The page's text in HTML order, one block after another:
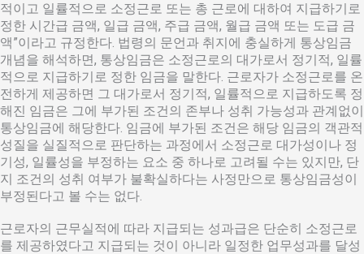
적이고 일률적으로 소정근로 또는 총 근로에 대하여 지급하기로
정한 시간급 금액, 일급 금액, 주급 금액, 월급 금액 또는 도급 금
액”이라고 규정한다. 법령의 문언과 취지에 충실하게 통상임금
개념을 해석하면, 통상임금은 소정근로의 대가로서 정기적, 일률
적으로 지급하기로 정한 임금을 말한다. 근로자가 소정근로를 온
전하게 제공하면 그 대가로서 정기적, 일률적으로 지급하도록 정
해진 임금은 그에 부가된 조건의 존부나 성취 가능성과 관계없이
통상임금에 해당한다. 임금에 부가된 조건은 해당 임금의 객관적
성질을 실질적으로 판단하는 과정에서 소정근로 대가성이나 정
기성, 일률성을 부정하는 요소 중 하나로 고려될 수는 있지만, 단
지 조건의 성취 여부가 불확실하다는 사정만으로 통상임금성이
부정된다고 볼 수는 없다.
근로자의 근무실적에 따라 지급되는 성과급은 단순히 소정근로
를 제공하였다고 지급되는 것이 아니라 일정한 업무성과를 달성